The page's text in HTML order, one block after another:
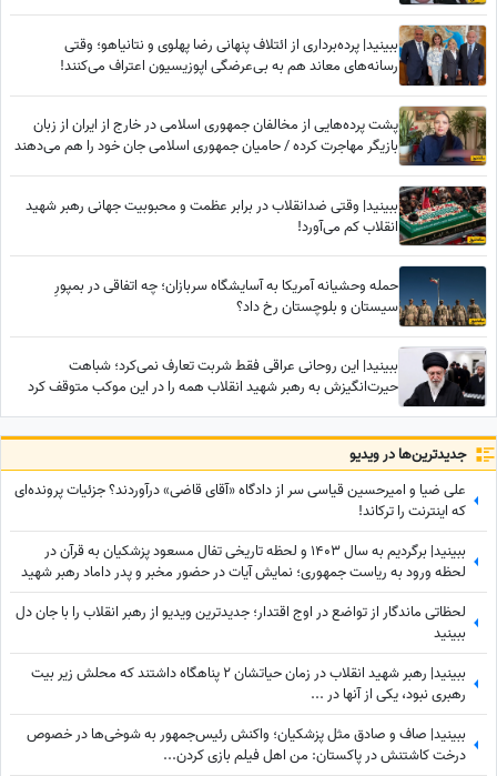
ببینید| پرده‌برداری از ائتلاف پنهانی رضا پهلوی و نتانیاهو؛ وقتی
رسانه‌های معاند هم به بی‌عرضگی اپوزیسیون اعتراف می‌کنند!
پشت پرده‌هایی از مخالفان جمهوری اسلامی در خارج از ایران از زبان
بازیگر مهاجرت کرده / حامیان جمهوری اسلامی جان خود را هم می‌دهند
ببینید| وقتی ضدانقلاب در برابر عظمت و محبوبیت جهانی رهبر شهید
انقلاب کم می‌آورد!
حمله وحشیانه آمریکا به آسایشگاه سربازان؛ چه اتفاقی در بمپورِ
سیستان و بلوچستان رخ داد؟
ببینید| این روحانی عراقی فقط شربت تعارف نمی‌کرد؛ شباهت
حیرت‌انگیزش به رهبر شهید انقلاب همه را در این موکب متوقف کرد
جدید‌ترین‌ها در ویدیو
علی ضیا و امیرحسین قیاسی سر از دادگاه «آقای قاضی» درآوردند؟ جزئیات پرونده‌ای
که اینترنت را ترکاند!
ببینید| برگردیم به سال 1403 و لحظه تاریخی تفال مسعود پزشکیان به قرآن در
لحظه ورود به ریاست جمهوری؛ نمایش آیات در حضور مخبر و پدر داماد رهبر شهید
انقلاب
لحظاتی ماندگار از تواضع در اوج اقتدار؛ جدیدترین ویدیو از رهبر انقلاب را با جان دل
ببینید
ببینید| رهبر شهید انقلاب در زمان حیاتشان 2 پناهگاه داشتند که محلش زیر بیت
رهبری نبود، یکی از آنها در ...
ببینید| صاف و صادق مثل پزشکیان؛ واکنش رئیس‌جمهور به شوخی‌ها در خصوص
درخت کاشتنش در پاکستان: من اهل فیلم بازی کردن...